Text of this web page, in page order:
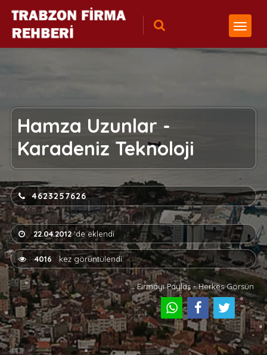
Hamza Uzunlar -
Karadeniz Teknoloji
4623257626
22.04.2012'de eklendi
4016 kez görüntülendi
Firmayı Paylaş - Herkes Görsün